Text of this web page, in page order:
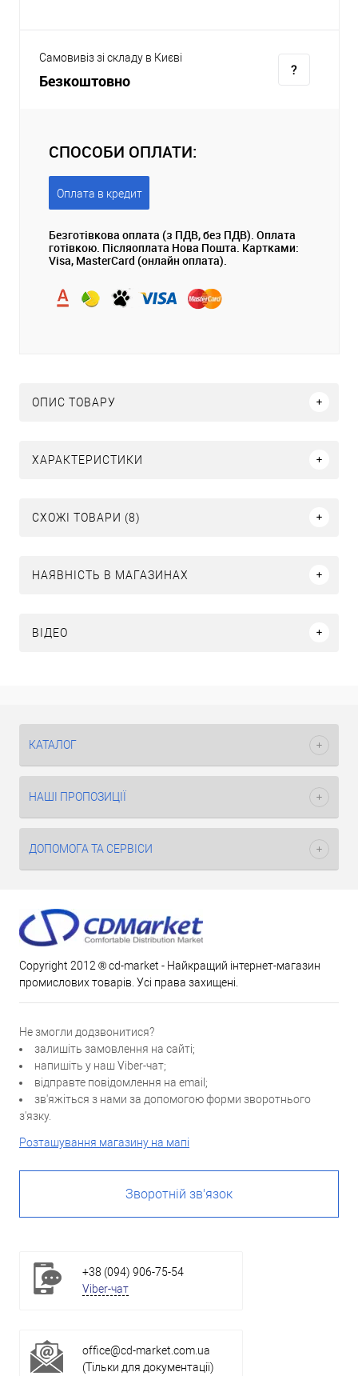
Самовивіз зі складу в Києві
Безкоштовно
СПОСОБИ ОПЛАТИ:
Оплата в кредит
Безготівкова оплата (з ПДВ, без ПДВ). Оплата
готівкою. Післяоплата Нова Пошта. Картками:
Visa, MasterCard (онлайн оплата).
ОПИС ТОВАРУ
ХАРАКТЕРИСТИКИ
СХОЖІ ТОВАРИ (8)
НАЯВНІСТЬ В МАГАЗИНАХ
ВІДЕО
КАТАЛОГ
НАШІ ПРОПОЗИЦІЇ
ДОПОМОГА ТА СЕРВІСИ
Copyright 2012 ® cd-market - Найкращий інтернет-магазин
промислових товарів. Усі права захищені.
Не змогли додзвонитися?
залишіть замовлення на сайті;
напишіть у наш Viber-чат;
відправте повідомлення на email;
зв'яжіться з нами за допомогою форми зворотнього
з'язку.
Розташування магазину на мапі
Зворотній зв'язок
+38 (094) 906-75-54
Viber-чат
office@cd-market.com.ua
(Тільки для документації)